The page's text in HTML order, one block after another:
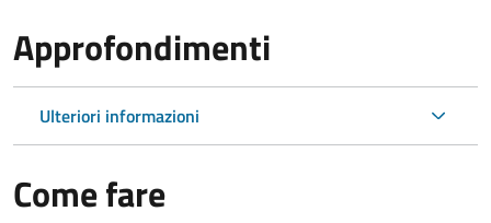
Approfondimenti
Ulteriori informazioni
Come fare